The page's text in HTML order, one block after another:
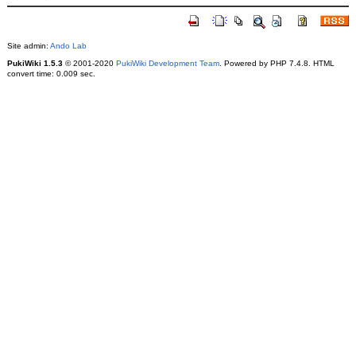
Site admin: Ando Lab
PukiWiki 1.5.3© 2001-2020 PukiWiki Development Team. Powered by PHP 7.4.8. HTML
convert time: 0.009 sec.